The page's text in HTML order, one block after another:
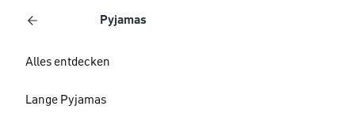
Pyjamas
Alles entdecken
Lange Pyjamas